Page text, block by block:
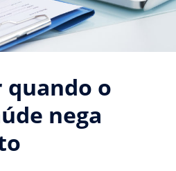
quando o
nega